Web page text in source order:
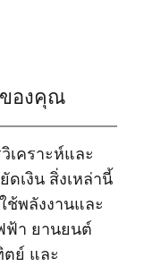
องคุณ
เคราะห์และ
เงิน สิ่งเหล่านี้
ช้พลังงานและ
ฟ้า ยานยนต์
ย์ และ